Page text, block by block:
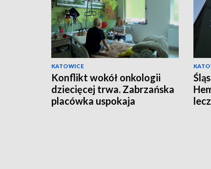
KATOWICE
Konflikt wokół onkologii
dziecięcej trwa. Zabrzańska
placówka uspokaja